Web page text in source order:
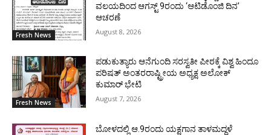
Fresh News
ವಲಯದಿಂದ ಆಗಸ್ಟ್ 9ರಂದು ‘ಆಟಿಡೊಂಜಿ ದಿನ’
ಆಚರಣೆ
August 8, 2026
Fresh News
ಪಡುಕುತ್ಯಾರು ಆನೆಗುಂದಿ ಸರಸ್ವತೀ ಪೀಠಕ್ಕೆ ವಿಶ್ವ ಹಿಂದೂ
ಪರಿಷತ್ ಅಂತರರಾಷ್ಟ್ರೀಯ ಅಧ್ಯಕ್ಷ ಅಲೋಕ್
ಕುಮಾರ್ ಭೇಟಿ
August 7, 2026
ಬೋಳದಲ್ಲಿ ಆ.9ರಂದು ಯಕ್ಷಗಾನ ತಾಳಮದ್ದಳೆ